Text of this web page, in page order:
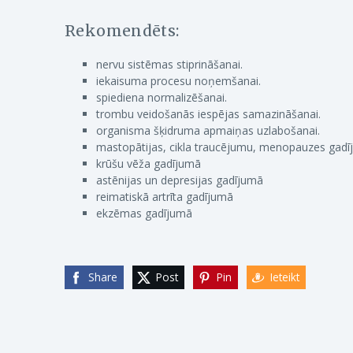
Rekomendēts:
nervu sistēmas stiprināšanai.
iekaisuma procesu noņemšanai.
spiediena normalizēšanai.
trombu veidošanās iespējas samazināšanai.
organisma šķidruma apmaiņas uzlabošanai.
mastopātijas, cikla traucējumu, menopauzes
krūšu vēža gadījumā
astēnijas un depresijas gadījumā
reimatiskā artrīta gadījumā
ekzēmas gadījumā
Share Post Pin Ieteikt